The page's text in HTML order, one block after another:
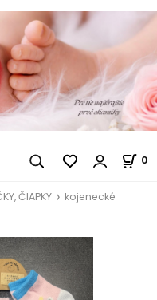
0
ČIAPKY
kojenecké